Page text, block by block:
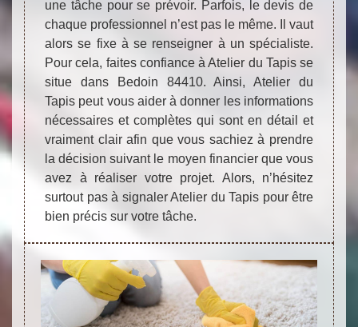
une tâche pour se prévoir. Parfois, le devis de
chaque professionnel n’est pas le même. Il vaut
alors se fixe à se renseigner à un spécialiste.
Pour cela, faites confiance à Atelier du Tapis se
situe dans Bedoin 84410. Ainsi, Atelier du
Tapis peut vous aider à donner les informations
nécessaires et complètes qui sont en détail et
vraiment clair afin que vous sachiez à prendre
la décision suivant le moyen financier que vous
avez à réaliser votre projet. Alors, n’hésitez
surtout pas à signaler Atelier du Tapis pour être
bien précis sur votre tâche.